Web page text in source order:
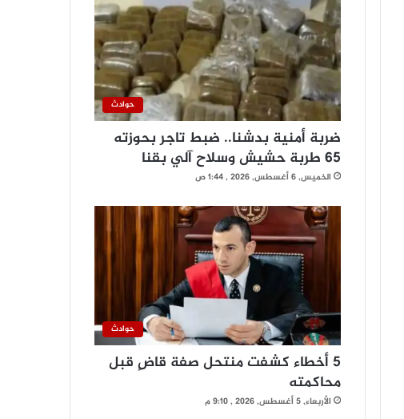
حوادث
ضربة أمنية بدشنا.. ضبط تاجر بحوزته
65 طربة حشيش وسلاح آلي بقنا
الخميس, 6 أغسطس, 2026 , 1:44 ص
حوادث
5 أخطاء كشفت منتحل صفة قاضٍ قبل
محاكمته
الأربعاء, 5 أغسطس, 2026 , 9:10 م